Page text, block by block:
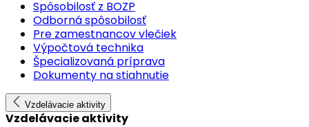
Spôsobilosť z BOZP
Odborná spôsobilosť
Pre zamestnancov vlečiek
Výpočtová technika
Špecializovaná príprava
Dokumenty na stiahnutie
Vzdelávacie aktivity
Vzdelávacie aktivity